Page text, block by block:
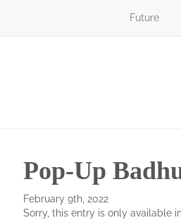
Future
Future
Pop-Up
Posted
on
February 9th, 2022
Sorry, this entry is only available